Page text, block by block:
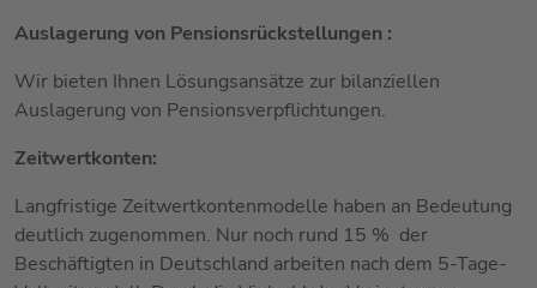
Auslagerung von Pensionsrückstellungen :
Wir bieten Ihnen Lösungsansätze zur bilanziellen
Auslagerung von Pensionsverpflichtungen.
Zeitwertkonten:
Langfristige Zeitwertkontenmodelle haben an Bedeutung
deutlich zugenommen. Nur noch rund 15 % der
Beschäftigten in Deutschland arbeiten nach dem 5-Tage-